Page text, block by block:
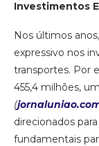
Investimentos
Nos últimos
expressivo nos
transportes. Por
455,4 milhões,
(
direcionados
fundamentais